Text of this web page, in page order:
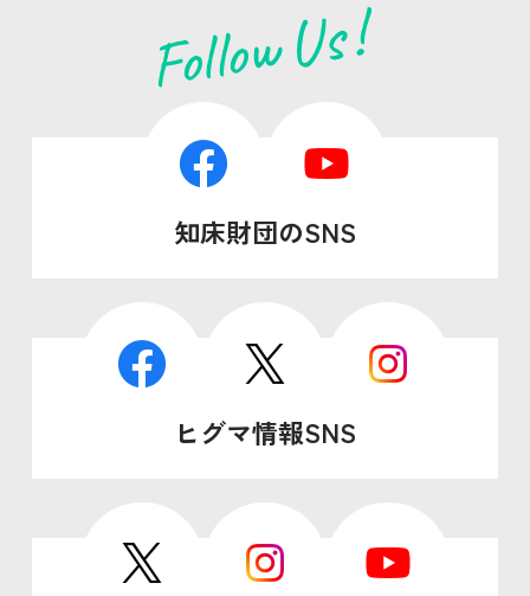
知床財団のSNS
ヒグマ情報SNS